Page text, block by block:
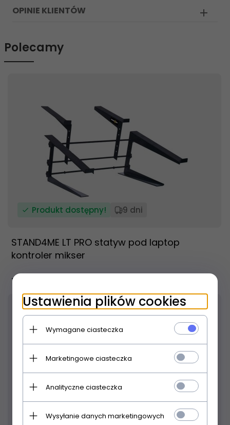
OPINIE KLIENTÓW
Polecamy
Produkt dostępny! 9 dni
STAND4ME LT PRO statyw pod laptop
kontroler mikser
118,
Ustawienia plików cookies
Wymagane ciasteczka
Marketingowe ciasteczka
Analityczne ciasteczka
Wysyłanie danych marketingowych